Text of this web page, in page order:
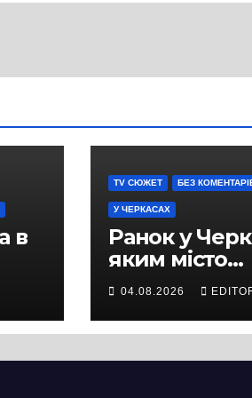
в
TV СЮЖЕТ БЕЗ
У ЧЕРКАСАХ
Ранок у
яким місто
зустрічає
день
04.08.2026